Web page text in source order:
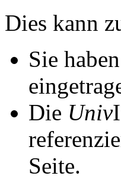
Dies kann
Sie
Die Univ
Seite.